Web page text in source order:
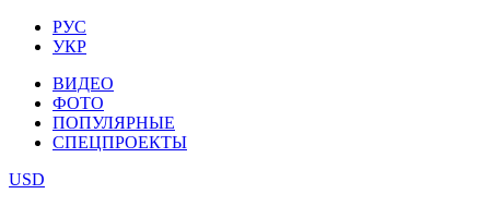
РУС
УКР
ВИДЕО
ФОТО
ПОПУЛЯРНЫЕ
СПЕЦПРОЕКТЫ
USD